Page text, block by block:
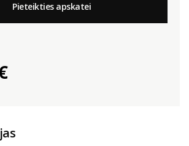
Pieteikties apskatei